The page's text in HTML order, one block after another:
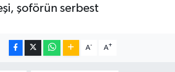
şoförün serbest
A- A+